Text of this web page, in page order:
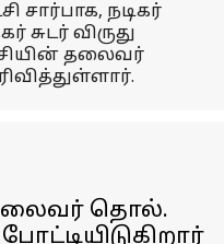
சார்பாக, நடிகர்
சுடர் விருது
தலைவர்
தலைவர் தொல்.